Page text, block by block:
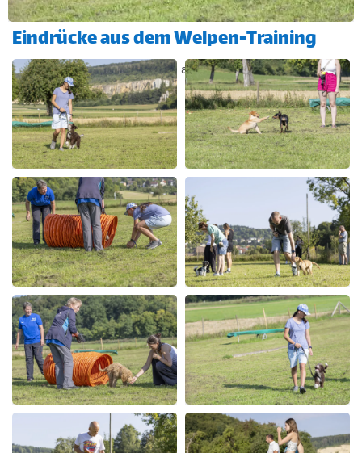
Eindrücke aus dem Welpen-Training
(Bild anklicken um es in groß anzuzeigen)